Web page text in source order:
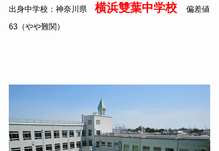
出身中学校：神奈川県 横浜雙葉中学校 偏差値
63（やや難関）